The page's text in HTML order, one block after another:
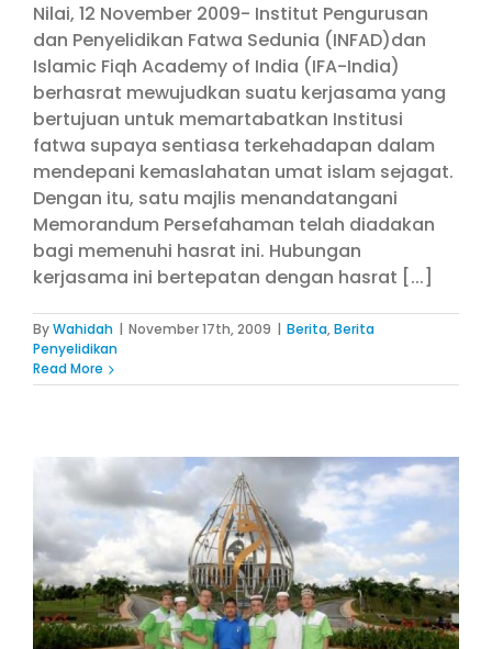
Nilai, 12 November 2009- Institut Pengurusan
dan Penyelidikan Fatwa Sedunia (INFAD)dan
Islamic Fiqh Academy of India (IFA-India)
berhasrat mewujudkan suatu kerjasama yang
bertujuan untuk memartabatkan Institusi
fatwa supaya sentiasa terkehadapan dalam
mendepani kemaslahatan umat islam sejagat.
Dengan itu, satu majlis menandatangani
Memorandum Persefahaman telah diadakan
bagi memenuhi hasrat ini. Hubungan
kerjasama ini bertepatan dengan hasrat [...]
ByWahidah | November 17th, 2009 | Berita,Berita
Penyelidikan
Read More